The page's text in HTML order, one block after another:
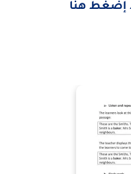
إضغط هنا